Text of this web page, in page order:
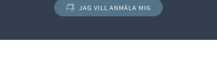
JAG VILL ANMÄLA MIG